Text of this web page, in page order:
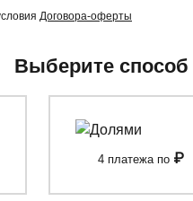
Договора-оферты
Выберите
4 платежа по ₽